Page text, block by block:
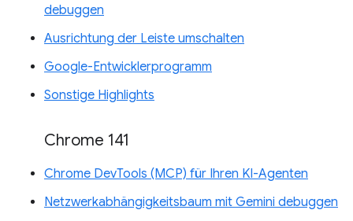
debuggen
Ausrichtung der Leiste umschalten
Google-Entwicklerprogramm
Sonstige Highlights
Chrome 141
Chrome DevTools (MCP) für Ihren KI-Agenten
Netzwerkabhängigkeitsbaum mit Gemini debuggen